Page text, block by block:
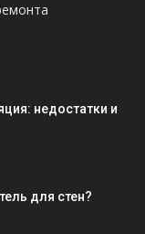
недостатки и
для стен?